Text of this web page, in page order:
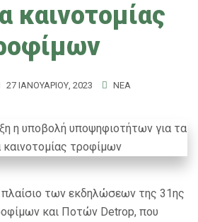
καινοτομίας
27 ΙΑΝΟΥΑΡΊΟΥ, 2023 ΝΈΑ
των εκδηλώσεων της 31ης
και Ποτών Detrop, που